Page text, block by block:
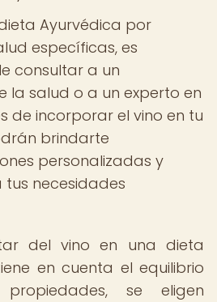
Ayurvédica por
específicas, es
consultar a un
la salud o a un experto en
de incorporar el vino en tu
brindarte
personalizadas y
necesidades
del vino en una dieta
en cuenta el equilibrio
se eligen